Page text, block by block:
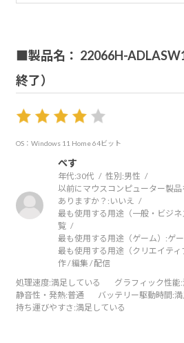
■製品名： 22066H-
終了）
OS：Windows 11 Home 64ビット
ぺす
年代:30代 性別:男性
以前にマウスコンピューター製
ありますか？: いいえ
最も使用する用途（一般・ビジネ
覧
最も使用する用途（ゲーム）:ゲ
最も使用する用途（クリエイティ
作 / 編集 / 配信
処理速度:満足している グラフィック性能
静音性・発熱:普通 バッテリー駆動時間:
持ち運びやすさ :満足している